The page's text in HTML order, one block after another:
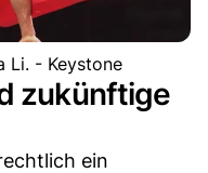
Li. - Keystone
zukünftige
ein